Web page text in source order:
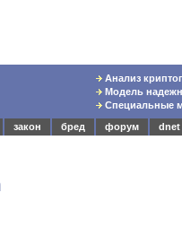
Анализ
Модель
Специальные
закон бред форум dnet